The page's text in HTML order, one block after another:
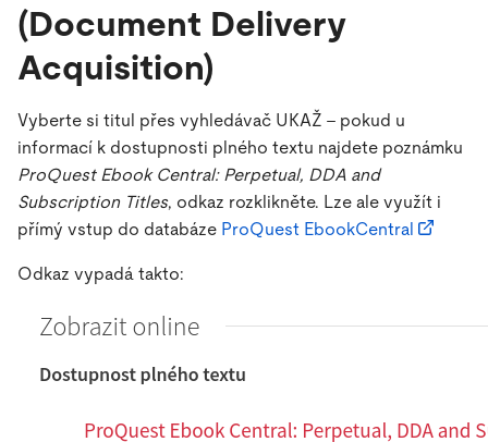
(Document Delivery
Acquisition)
Vyberte si titul přes vyhledávač UKAŽ - pokud u
informací k dostupnosti plného textu najdete poznámku
ProQuest Ebook Central: Perpetual, DDA and
Subscription Titles, odkaz rozklikněte. Lze ale využít i
přímý vstup do databáze ProQuest EbookCentral
Odkaz vypadá takto: